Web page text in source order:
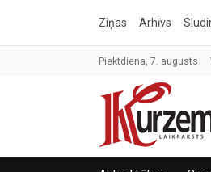
Ziņas Arhīvs
Piektdiena, 7. augusts